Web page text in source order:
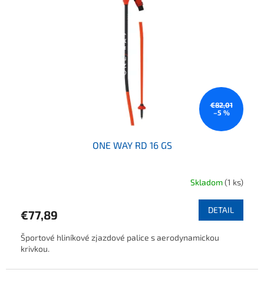
€82,01
–5 %
ONE WAY RD 16 GS
Skladom(1 ks)
€77,89 DETAIL
Športové hliníkové zjazdové palice s aerodynamickou
krivkou.